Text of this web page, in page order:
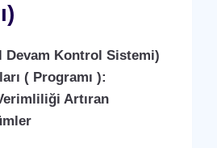
Devam Kontrol Sistemi)
( Programı ):
Artıran